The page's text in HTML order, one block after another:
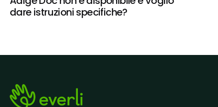
dare istruzioni specifiche?